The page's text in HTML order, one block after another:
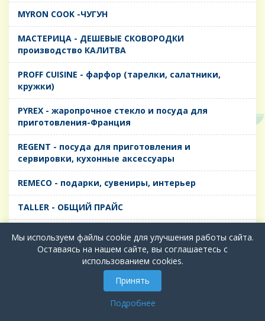
MYRON COOK -ЧУГУН
MАСТЕРИЦА - ДЕШЕВЫЕ СКОВОРОДКИ
производство КАЛИТВА
PROFF CUISINE - фарфор (тарелки, салатники,
кружки)
PYREX - жаропрочное стекло и посуда для
приготовления-Франция
REGENT - посуда для приготовления и
сервировки, кухонные аксессуары
REMECO - подарки, сувениры, интерьер
TALLER - ОБЩИЙ ПРАЙС
TIMA - посуда для приготовления и сервировки,
кухонные аксессуары
БИОСТАЛЬ - ТЕРМОСА
Мы используем файлы cookie для улучшения работы сайта.
Оставаясь на нашем сайте, вы соглашаетесь с
использованием cookies.
Принять
Подробнее